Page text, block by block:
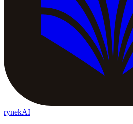
rynekAI